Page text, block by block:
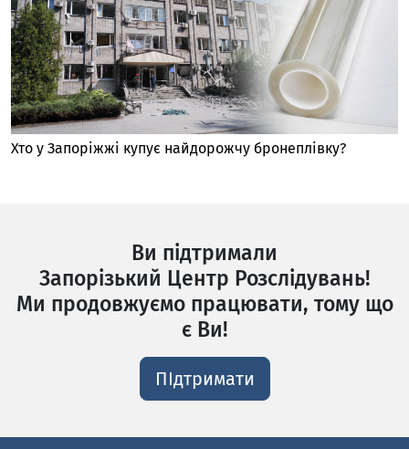
Хто у Запоріжжі купує найдорожчу бронеплівку?
Ви підтримали
Запорізький Центр Розслідувань!
Ми продовжуємо працювати, тому що
є Ви!
ПІдтримати